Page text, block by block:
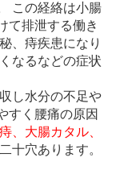
この経絡は小腸
て排泄する働き
、痔疾患になり
なるなどの症状
し水分の不足や
すく腰痛の原因
、大腸カタル、
十穴あります。